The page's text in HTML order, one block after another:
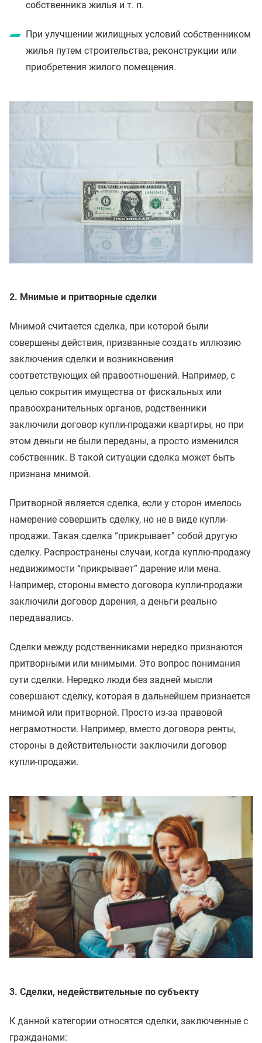
собственника жилья и т. п.
При улучшении жилищных условий собственником
жилья путем строительства, реконструкции или
приобретения жилого помещения.
2. Мнимые и притворные сделки
Мнимой считается сделка, при которой были
совершены действия, призванные создать иллюзию
заключения сделки и возникновения
соответствующих ей правоотношений. Например, с
целью сокрытия имущества от фискальных или
правоохранительных органов, родственники
заключили договор купли-продажи квартиры, но при
этом деньги не были переданы, а просто изменился
собственник. В такой ситуации сделка может быть
признана мнимой.
Притворной является сделка, если у сторон имелось
намерение совершить сделку, но не в виде купли-
продажи. Такая сделка “прикрывает” собой другую
сделку. Распространены случаи, когда куплю-продажу
недвижимости “прикрывает” дарение или мена.
Например, стороны вместо договора купли-продажи
заключили договор дарения, а деньги реально
передавались.
Сделки между родственниками нередко признаются
притворными или мнимыми. Это вопрос понимания
сути сделки. Нередко люди без задней мысли
совершают сделку, которая в дальнейшем признается
мнимой или притворной. Просто из-за правовой
неграмотности. Например, вместо договора ренты,
стороны в действительности заключили договор
купли-продажи.
3. Сделки, недействительные по субъекту
К данной категории относятся сделки, заключенные с
гражданами: